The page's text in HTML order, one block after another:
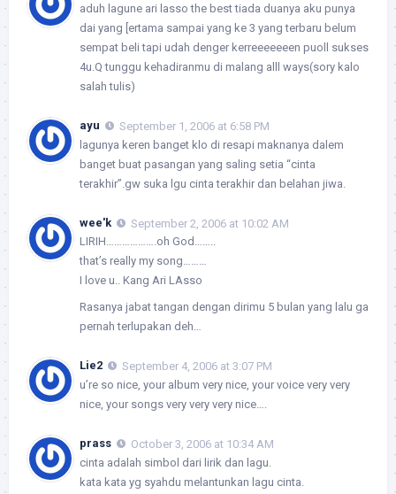
aduh lagune ari lasso the best tiada duanya aku punya
dai yang [ertama sampai yang ke 3 yang terbaru belum
sempat beli tapi udah denger kerreeeeeeen puoll sukses
4u.Q tunggu kehadiranmu di malang alll ways(sory kalo
salah tulis)
ayu
September 1, 2006 at 6:58 PM
lagunya keren banget klo di resapi maknanya dalem
banget buat pasangan yang saling setia “cinta
terakhir”.gw suka lgu cinta terakhir dan belahan jiwa.
wee'k
September 2, 2006 at 10:02 AM
LIRIH……………….oh God……..
that’s really my song………
I love u.. Kang Ari LAsso
Rasanya jabat tangan dengan dirimu 5 bulan yang lalu ga
pernah terlupakan deh…
Lie2
September 4, 2006 at 3:07 PM
u’re so nice, your album very nice, your voice very very
nice, your songs very very very nice….
prass
October 3, 2006 at 10:34 AM
cinta adalah simbol dari lirik dan lagu.
kata kata yg syahdu melantunkan lagu cinta.